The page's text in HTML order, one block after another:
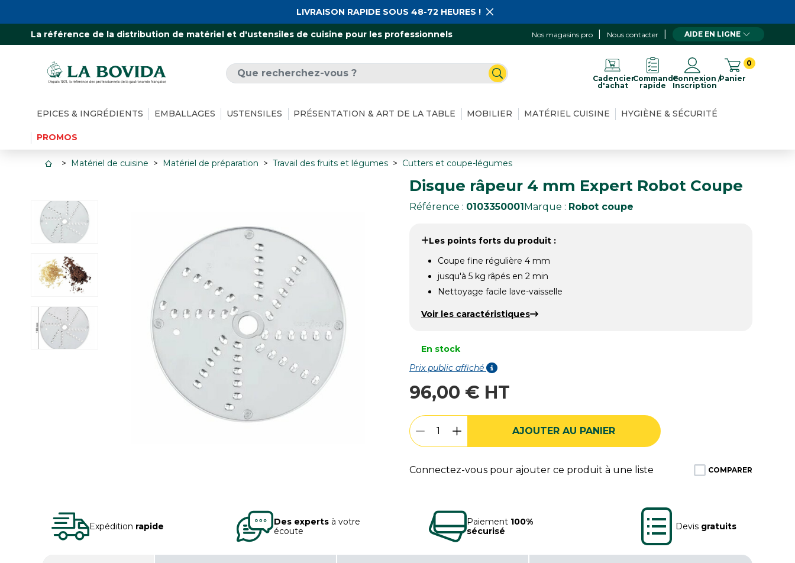
La référence de la distribution de matériel et d'ustensiles de cuisine pour les professionnels Nos magasins pro Nous contacter AIDE EN LIGNE
Cadencier
d'achat
Commande
rapide
Connexion /
Inscription
Panier
0
EPICES & INGRÉDIENTS EMBALLAGES USTENSILES PRÉSENTATION & ART DE LA TABLE MOBILIER MATÉRIEL CUISINE HYGIÈNE & SÉCURITÉ
PROMOS
LIVRAISON RAPIDE SOUS 48-72 HEURES !
Matériel de cuisine Matériel de préparation Travail des fruits et légumes Cutters et coupe-légumes
Disque râpeur 4 mm Expert Robot Coupe
Référence : 0103350001Marque : Robot coupe
Les points forts du produit :
Coupe fine régulière 4 mm
jusqu'à 5 kg râpés en 2 min
Nettoyage facile lave-vaisselle
Voir les caractéristiques
En stock
Prix public affiché
96,00 € HT
AJOUTER AU PANIER
Connectez-vous pour ajouter ce produit à une liste COMPARER
Expédition rapide Des expertsà votre
écoute
Paiement 100%
sécurisé
Devis gratuits